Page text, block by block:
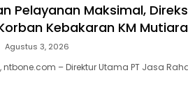
Pelayanan Maksimal,
Kebakaran KM
Agustus 3, 2026
ntbone.com – Direktur Utama PT Jasa